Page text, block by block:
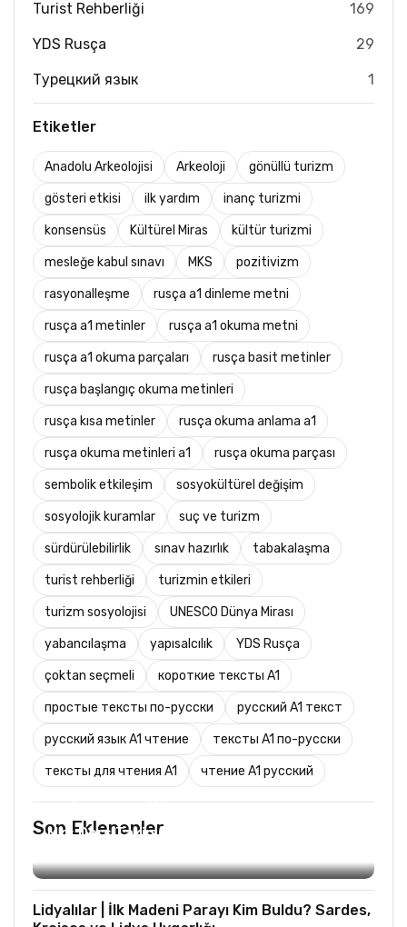
Turist Rehberliği 169
YDS Rusça 29
Турецкий язык 1
Etiketler
Anadolu Arkeolojisi Arkeoloji gönüllü turizm
gösteri etkisi ilk yardım inanç turizmi
konsensüs Kültürel Miras kültür turizmi
mesleğe kabul sınavı MKS pozitivizm
rasyonalleşme rusça a1 dinleme metni
rusça a1 metinler rusça a1 okuma metni
rusça a1 okuma parçaları rusça basit metinler
rusça başlangıç okuma metinleri
rusça kısa metinler rusça okuma anlama a1
rusça okuma metinleri a1 rusça okuma parçası
sembolik etkileşim sosyokültürel değişim
sosyolojik kuramlar suç ve turizm
sürdürülebilirlik sınav hazırlık tabakalaşma
turist rehberliği turizmin etkileri
turizm sosyolojisi UNESCO Dünya Mirası
yabancılaşma yapısalcılık YDS Rusça
çoktan seçmeli короткие тексты A1
простые тексты по-русски русский A1 текст
русский язык A1 чтение тексты A1 по-русски
тексты для чтения A1 чтение A1 русский
Son Eklenenler
Mks Ders Takip (Turizm ve Mesleki Dersler
Lidyalılar | İlk Madeni Parayı Kim Buldu? Sardes,